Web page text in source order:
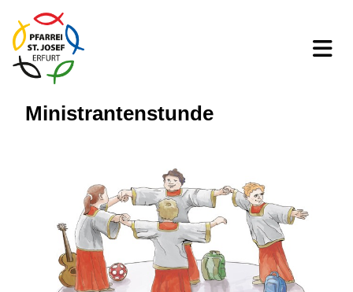
Ministrantenstunde